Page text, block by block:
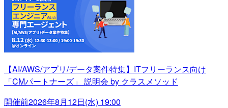
【AI/AWS/アプリ/データ案件特集】ITフリーランス向け
「CMパートナーズ」 説明会 by クラスメソッド
開催前2026年8月12日(水) 19:00